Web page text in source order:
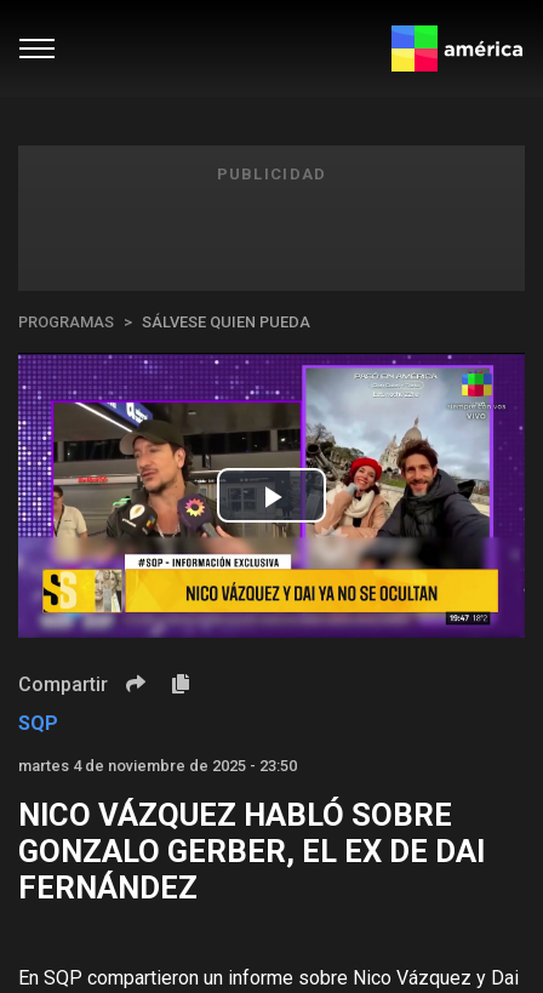
PUBLICIDAD
PROGRAMAS SÁLVESE QUIEN PUEDA
Play
Video
Compartir
SQP
martes 4 de noviembre de 2025 - 23:50
NICO VÁZQUEZ HABLÓ SOBRE
GONZALO GERBER, EL EX DE DAI
FERNÁNDEZ
En SQP compartieron un informe sobre Nico Vázquez y Dai